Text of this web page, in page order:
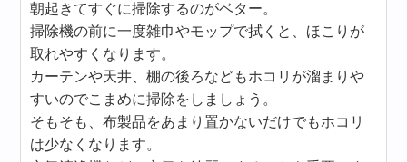
朝起きてすぐに掃除するのがベター。
掃除機の前に一度雑巾やモップで拭くと、ほこりが
取れやすくなります。
カーテンや天井、棚の後ろなどもホコリが溜まりや
すいのでこまめに掃除をしましょう。
そもそも、布製品をあまり置かないだけでもホコリ
は少なくなります。